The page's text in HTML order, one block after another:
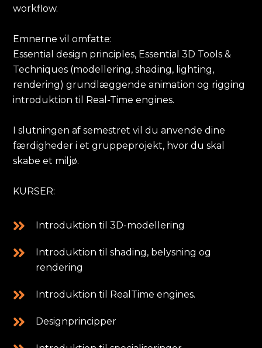
workflow.
Emnerne vil omfatte:
Essential design principles, Essential 3D Tools &
Techniques (modellering, shading, lighting,
rendering) grundlæggende animation og rigging
introduktion til Real-Time engines.
I slutningen af semestret vil du anvende dine
færdigheder i et gruppeprojekt, hvor du skal
skabe et miljø.
KURSER:
Introduktion til 3D-modellering
Introduktion til shading, belysning og
rendering
Introduktion til RealTime engines.
Designprincipper